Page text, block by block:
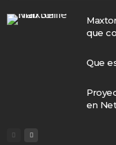
que
Que
en